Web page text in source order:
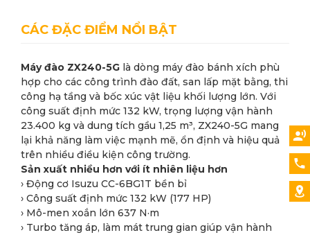
CÁC ĐẶC ĐIỂM NỔI BẬT
Máy đào ZX240-5G là dòng máy đào bánh xích phù
hợp cho các công trình đào đất, san lấp mặt bằng, thi
công hạ tầng và bốc xúc vật liệu khối lượng lớn. Với
công suất định mức 132 kW, trọng lượng vận hành
23.400 kg và dung tích gầu 1,25 m³, ZX240-5G mang
lại khả năng làm việc mạnh mẽ, ổn định và hiệu quả
trên nhiều điều kiện công trường.
Sản xuất nhiều hơn với ít nhiên liệu hơn
› Động cơ Isuzu CC-6BG1T bền bỉ
› Công suất định mức 132 kW (177 HP)
› Mô-men xoắn lớn 637 N·m
› Turbo tăng áp, làm mát trung gian giúp vận hành